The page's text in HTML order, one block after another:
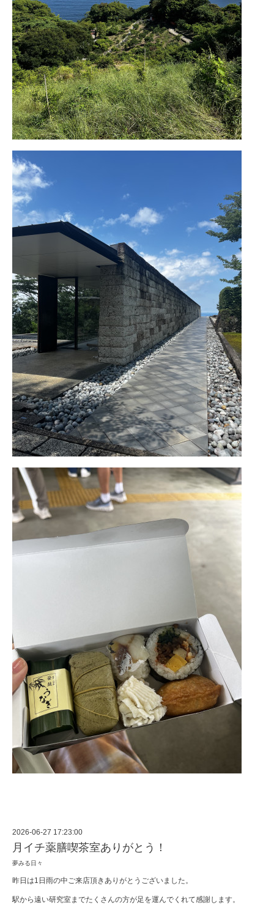
2026-06-27 17:23:00
月イチ薬膳喫茶室ありがとう！
夢みる日々
昨日は1日雨の中ご来店頂きありがとうございました。
駅から遠い研究室までたくさんの方が足を運んでくれて感謝します。